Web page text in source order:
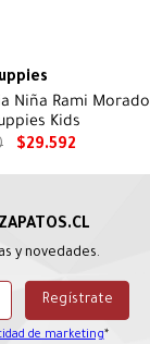
Niña Rami Morado
Kids
$29.592
y novedades.
de marketing*